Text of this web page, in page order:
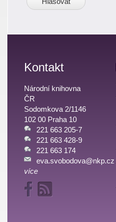
Kontakt
Národní knihovna
ČR
Sodomkova 2/1146
102 00 Praha 10
221 663 205-7
221 663 428-9
221 663 174
eva.svobodova@nkp.cz
více